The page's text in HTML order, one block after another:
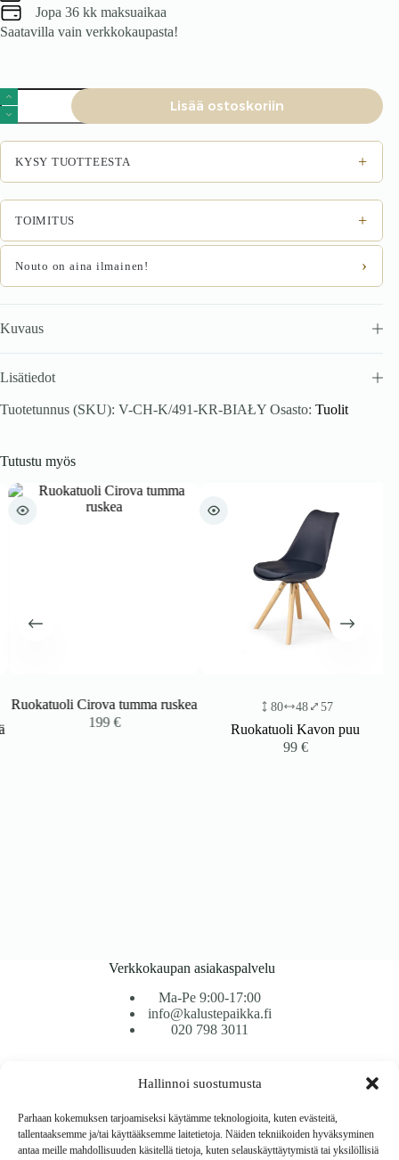
Hallinnoi suostumusta
Parhaan kokemuksen tarjoamiseksi käytämme teknologioita, kuten evästeitä,
tallentaaksemme ja/tai käyttääksemme laitetietoja. Näiden tekniikoiden hyväksyminen
antaa meille mahdollisuuden käsitellä tietoja, kuten selauskäyttäytymistä tai yksilöllisiä
Jopa 36 kk maksuaikaa
Saatavilla vain verkkokaupasta!
Ruokatuoli
Amena
valkoinen
määrä
Lisää ostoskoriin
KYSY TUOTTEESTA +
TOIMITUS +
Nouto on aina ilmainen! ›
Kuvaus
Lisätiedot
Tuotetunnus (SKU): V-CH-K/491-KR-BIAŁY Osasto: Tuolit
Tutustu myös
Ruokatuoli Cirova tumma ruskea
199€
80 48 57
Ruokatuoli Kavon puu
99€
Verkkokaupan asiakaspalvelu
Ma-Pe 9:00-17:00
info@kalustepaikka.fi
020 798 3011
Maksutavat
Vaihto ja palautus
Reklamaatiot